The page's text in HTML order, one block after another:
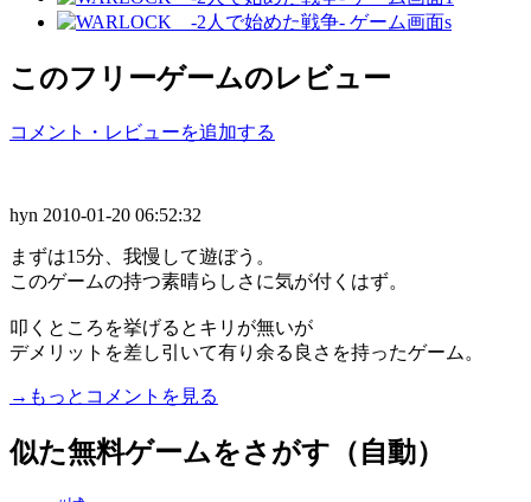
このフリーゲームのレビュー
コメント・レビューを追加する
hyn 2010-01-20 06:52:32
まずは15分、我慢して遊ぼう。
このゲームの持つ素晴らしさに気が付くはず。
叩くところを挙げるとキリが無いが
デメリットを差し引いて有り余る良さを持ったゲーム。
→もっとコメントを見る
似た無料ゲームをさがす（自動）